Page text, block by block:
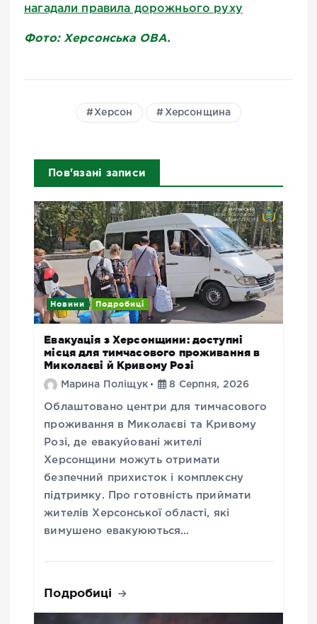
нагадали правила дорожнього руху
Фото: Херсонська ОВА.
Херсон Херсонщина
Пов'язані записи
Новини Подробиці
Евакуація з Херсонщини: доступні
місця для тимчасового проживання в
Миколаєві й Кривому Розі
Марина Поліщук 8 Серпня, 2026
Облаштовано центри для тимчасового
проживання в Миколаєві та Кривому
Розі, де евакуйовані жителі
Херсонщини можуть отримати
безпечний прихисток і комплексну
підтримку. Про готовність приймати
жителів Херсонської області, які
вимушено евакуюються…
Подробиці